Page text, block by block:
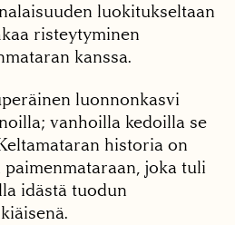
luokitukseltaan
risteytyminen
kanssa.
luonnonkasvi
vanhoilla kedoilla se
historia on
joka tuli
idästä tuodun